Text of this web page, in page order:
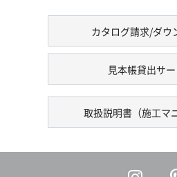
カタログ請求/ダウ
見本帳貸出サ
取扱説明書（施工マ